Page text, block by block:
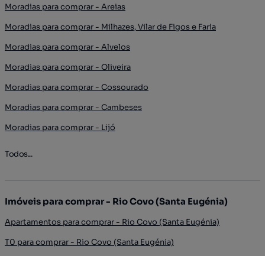
Moradias para comprar - Areias
Moradias para comprar - Milhazes, Vilar de Figos e Faria
Moradias para comprar - Alvelos
Moradias para comprar - Oliveira
Moradias para comprar - Cossourado
Moradias para comprar - Cambeses
Moradias para comprar - Lijó
Todos...
Imóveis para comprar - Rio Covo (Santa Eugénia)
Apartamentos para comprar - Rio Covo (Santa Eugénia)
T0 para comprar - Rio Covo (Santa Eugénia)